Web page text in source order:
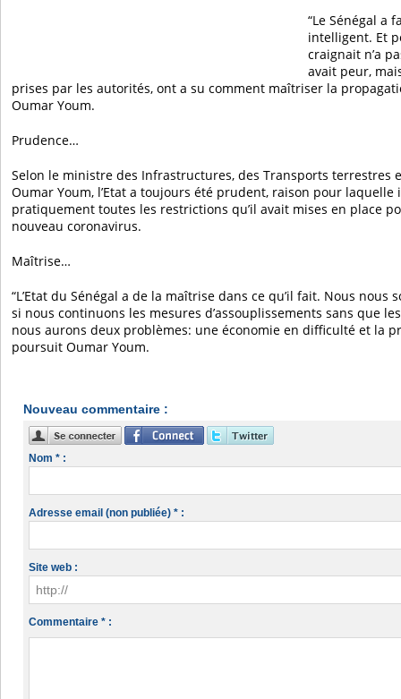
“Le Sénégal a
intelligent. Et
craignait n’a
avait peur,
prises par les autorités, ont a su comment maîtriser la
Oumar Youm.
Prudence…
Selon le ministre des Infrastructures, des Transports terrestres
Oumar Youm, l’Etat a toujours été prudent, raison pour laquelle
pratiquement toutes les restrictions qu’il avait mises en place
nouveau coronavirus.
Maîtrise…
“L’Etat du Sénégal a de la maîtrise dans ce qu’il fait. Nous nous
si nous continuons les mesures d’assouplissements sans que
nous aurons deux problèmes: une économie en difficulté et la
poursuit Oumar Youm.
Nouveau commentaire :
Nom * :
Adresse email (non publiée) * :
Site web :
Commentaire * :